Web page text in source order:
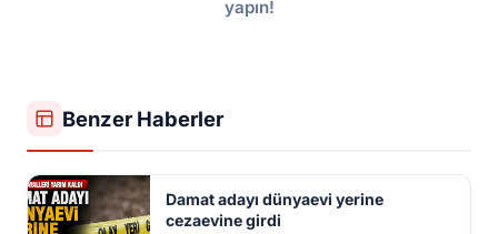
yapın!
Benzer Haberler
Damat adayı dünyaevi yerine
cezaevine girdi